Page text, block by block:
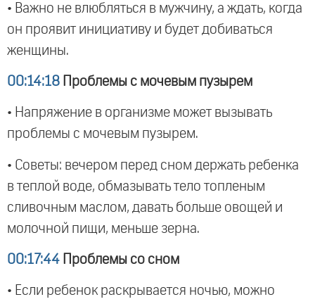
• Важно не влюбляться в мужчину, а ждать, когда
он проявит инициативу и будет добиваться
женщины.
00:14:18 Проблемы с мочевым пузырем
• Напряжение в организме может вызывать
проблемы с мочевым пузырем.
• Советы: вечером перед сном держать ребенка
в теплой воде, обмазывать тело топленым
сливочным маслом, давать больше овощей и
молочной пищи, меньше зерна.
00:17:44 Проблемы со сном
• Если ребенок раскрывается ночью, можно